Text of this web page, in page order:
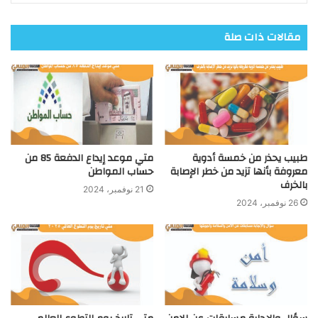
مقالات ذات صلة
طبيب يحذر من خمسة أدوية
معروفة بأنها تزيد من خطر الإصابة
بالخرف
26 نوفمبر، 2024
متي موعد إيداع الدفعة 85 من
حساب المواطن
21 نوفمبر، 2024